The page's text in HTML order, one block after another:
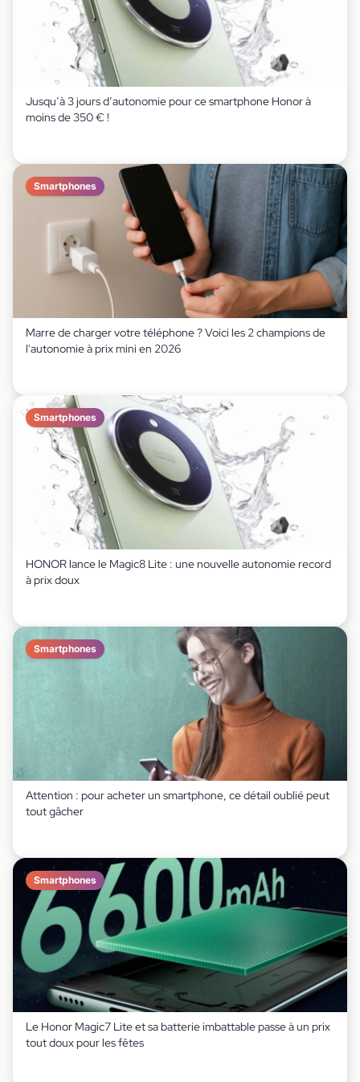
Jusqu’à 3 jours d’autonomie pour ce smartphone Honor à
moins de 350 € !
Smartphones
Marre de charger votre téléphone ? Voici les 2 champions de
l'autonomie à prix mini en 2026
Smartphones
HONOR lance le Magic8 Lite : une nouvelle autonomie record
à prix doux
Smartphones
Attention : pour acheter un smartphone, ce détail oublié peut
tout gâcher
Smartphones
Le Honor Magic7 Lite et sa batterie imbattable passe à un prix
tout doux pour les fêtes